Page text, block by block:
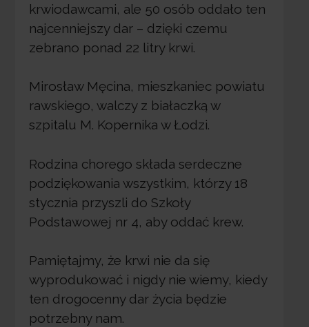
krwiodawcami, ale 50 osób oddało ten
najcenniejszy dar – dzięki czemu
zebrano ponad 22 litry krwi.
Mirosław Męcina, mieszkaniec powiatu
rawskiego, walczy z białaczką w
szpitalu M. Kopernika w Łodzi.
Rodzina chorego składa serdeczne
podziękowania wszystkim, którzy 18
stycznia przyszli do Szkoły
Podstawowej nr 4, aby oddać krew.
Pamiętajmy, że krwi nie da się
wyprodukować i nigdy nie wiemy, kiedy
ten drogocenny dar życia będzie
potrzebny nam.